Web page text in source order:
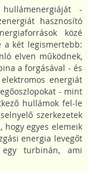
-
hasznosító
közé
a két legismertebb:
elven működnek,
a forgásával - és
energiát
- mint
hullámok fel-le
szerkezetek
egyes elemeik
energia levegőt
turbinán, ami